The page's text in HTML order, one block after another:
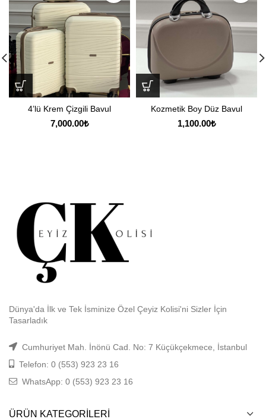
4’lü Krem Çizgili Bavul
7,000.00₺
Kozmetik Boy Düz Bavul
1,100.00₺
Dünya'da İlk ve Tek İsminize Özel Çeyiz Kolisi'ni Sizler İçin
Tasarladık
Cumhuriyet Mah. İnönü Cad. No: 7 Küçükçekmece, İstanbul
Telefon: 0 (553) 923 23 16
WhatsApp: 0 (553) 923 23 16
ÜRÜN KATEGORILERI